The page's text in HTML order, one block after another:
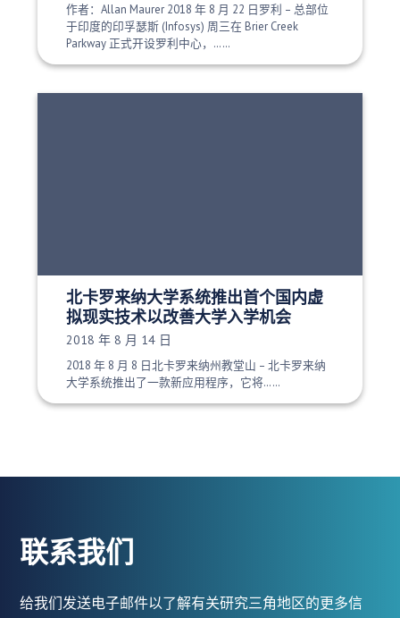
作者：Allan Maurer 2018 年 8 月 22 日罗利 – 总部位
于印度的印孚瑟斯 (Infosys) 周三在 Brier Creek
Parkway 正式开设罗利中心，……
北卡罗来纳大学系统推出首个国内虚
拟现实技术以改善大学入学机会
发布日期：
2018 年 8 月 14 日
2018 年 8 月 8 日北卡罗来纳州教堂山 – 北卡罗来纳
大学系统推出了一款新应用程序，它将……
联系我们
给我们发送电子邮件以了解有关研究三角地区的更多信